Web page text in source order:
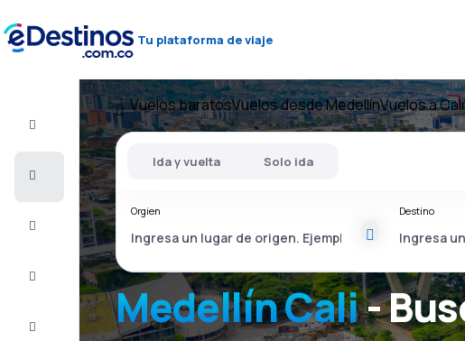
Tu plataforma de viaje
Vuelo+Hotel
baratos
Alojamientos
Vuelos baratosVuelos desde MedellínVuelos a Cali
Medellín Cali-
Ida y vuelta Solo ida
Orgien Destino